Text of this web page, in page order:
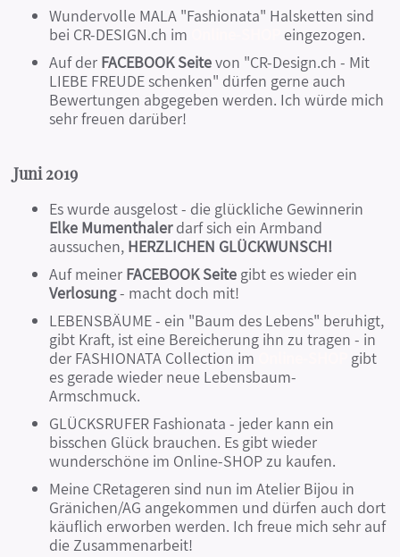
Wundervolle MALA "Fashionata" Halsketten sind
bei CR-DESIGN.ch im
eingezogen.
Auf der FACEBOOK Seitevon "CR-Design.ch - Mit
LIEBE FREUDE schenken" dürfen gerne auch
Bewertungen abgegeben werden. Ich würde mich
sehr freuen darüber!
Juni 2019
Es wurde ausgelost - die glückliche Gewinnerin
Elke Mumenthalerdarf sich ein Armband
aussuchen, HERZLICHEN GLÜCKWUNSCH!
Auf meiner FACEBOOK Seite gibt es wieder ein
Verlosung- macht doch mit!
LEBENSBÄUME - ein "Baum des Lebens" beruhigt,
gibt Kraft, ist eine Bereicherung ihn zu tragen - in
der FASHIONATA Collection im
gibt
es gerade wieder neue Lebensbaum-
Armschmuck.
GLÜCKSRUFER Fashionata - jeder kann ein
bisschen Glück brauchen. Es gibt wieder
wunderschöne im Online-SHOP zu kaufen.
Meine CRetageren sind nun im Atelier Bijou in
Gränichen/AG angekommen und dürfen auch dort
käuflich erworben werden. Ich freue mich sehr auf
die Zusammenarbeit!